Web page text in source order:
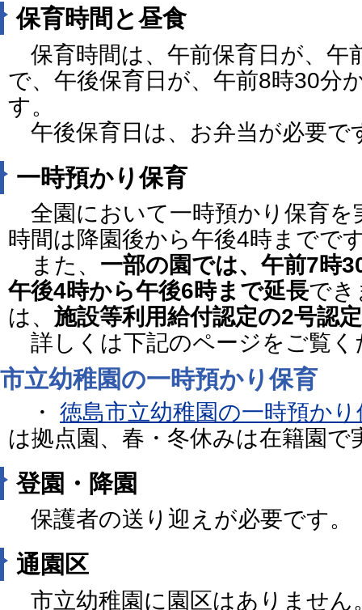
保育時間と昼食
保育時間は、午前保育日が、午
で、午後保育日が、午前8時30分
す。
午後保育日は、お弁当が必要で
一時預かり保育
全園において一時預かり保育を
時間は降園後から午後4時までで
また、 一部の園では、午前7時
午後4時から午後6時まで延長でき
は、 施設等利用給付認定の2号認
詳しくは下記のページをご覧く
市立幼稚園の一時預かり保育
・ 徳島市立幼稚園の一時預か
は拠点園、春・冬休みは在籍園で
登園・降園
保護者の送り迎えが必要です。
通園区
市立幼稚園に園区はありません